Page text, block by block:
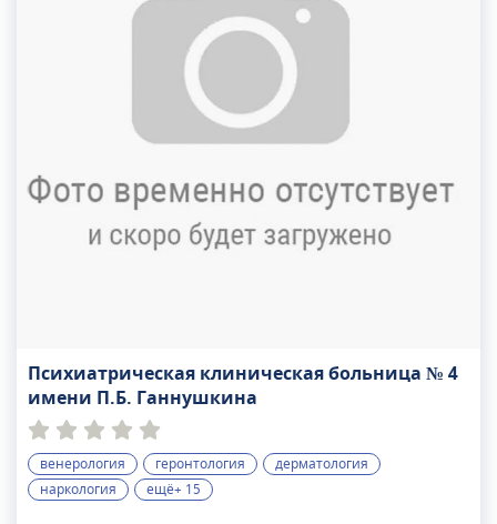
Психиатрическая клиническая больница № 4
имени П.Б. Ганнушкина
венерология геронтология
дерматология
наркология
ещё+ 15